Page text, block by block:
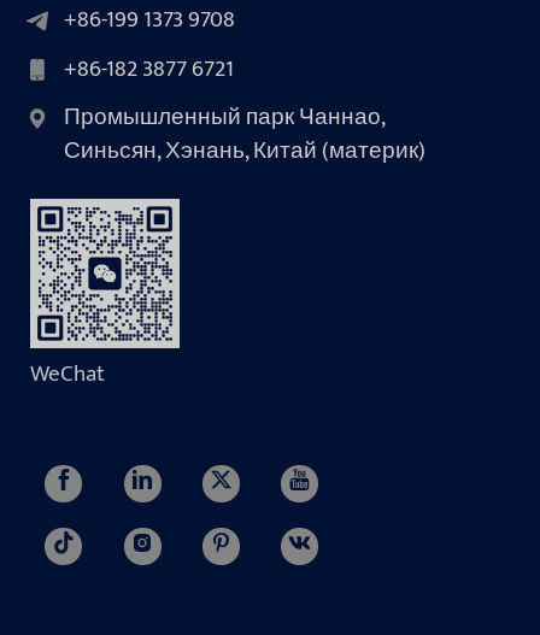
+86-199 1373 9708
+86-182 3877 6721
Промышленный парк Чаннао,
Синьсян, Хэнань, Китай (материк)
WeChat